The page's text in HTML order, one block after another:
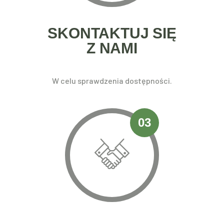
SKONTAKTUJ SIĘ
Z NAMI
W celu sprawdzenia dostępności.
03